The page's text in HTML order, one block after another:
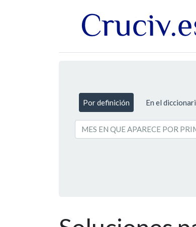
Por definición En el